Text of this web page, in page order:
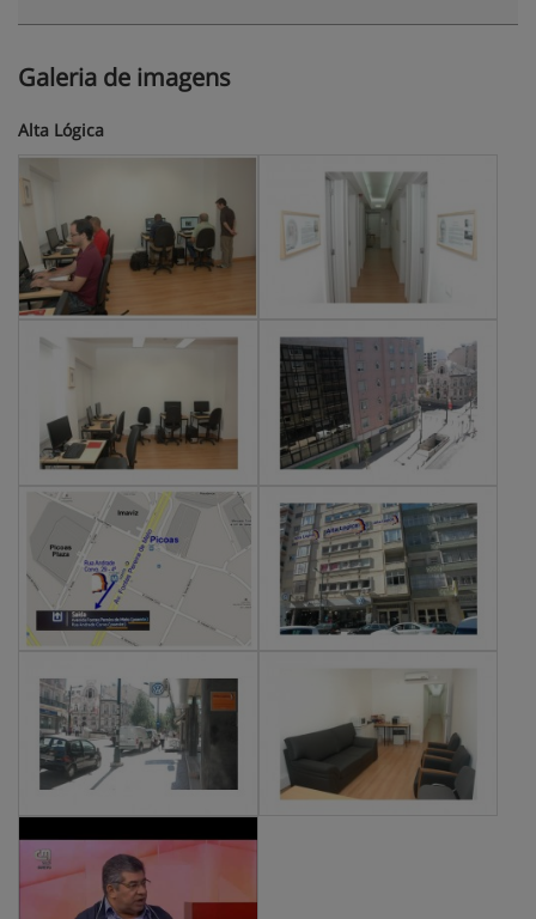
Galeria de imagens
Alta Lógica